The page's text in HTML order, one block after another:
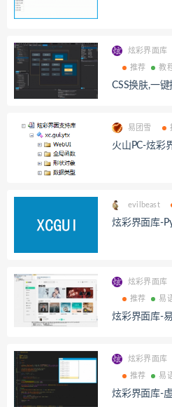
炫彩界面库
推荐 教
CSS换肤,一
易团雪
火山PC-炫彩
evilbeast
炫彩界面库-
炫彩界面库
推荐 易
炫彩界面库-
炫彩界面库
推荐 易
炫彩界面库-